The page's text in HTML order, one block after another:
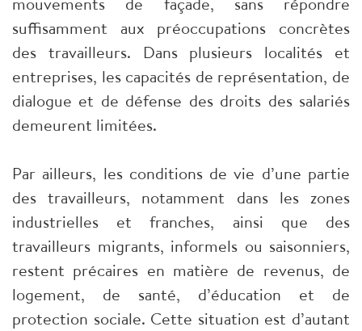
suffisamment aux préoccupations concrètes
des travailleurs. Dans plusieurs localités et
entreprises, les capacités de représentation, de
dialogue et de défense des droits des salariés
demeurent limitées.
Par ailleurs, les conditions de vie d’une partie
des travailleurs, notamment dans les zones
industrielles et franches, ainsi que des
travailleurs migrants, informels ou saisonniers,
restent précaires en matière de revenus, de
logement, de santé, d’éducation et de
protection sociale. Cette situation est d’autant